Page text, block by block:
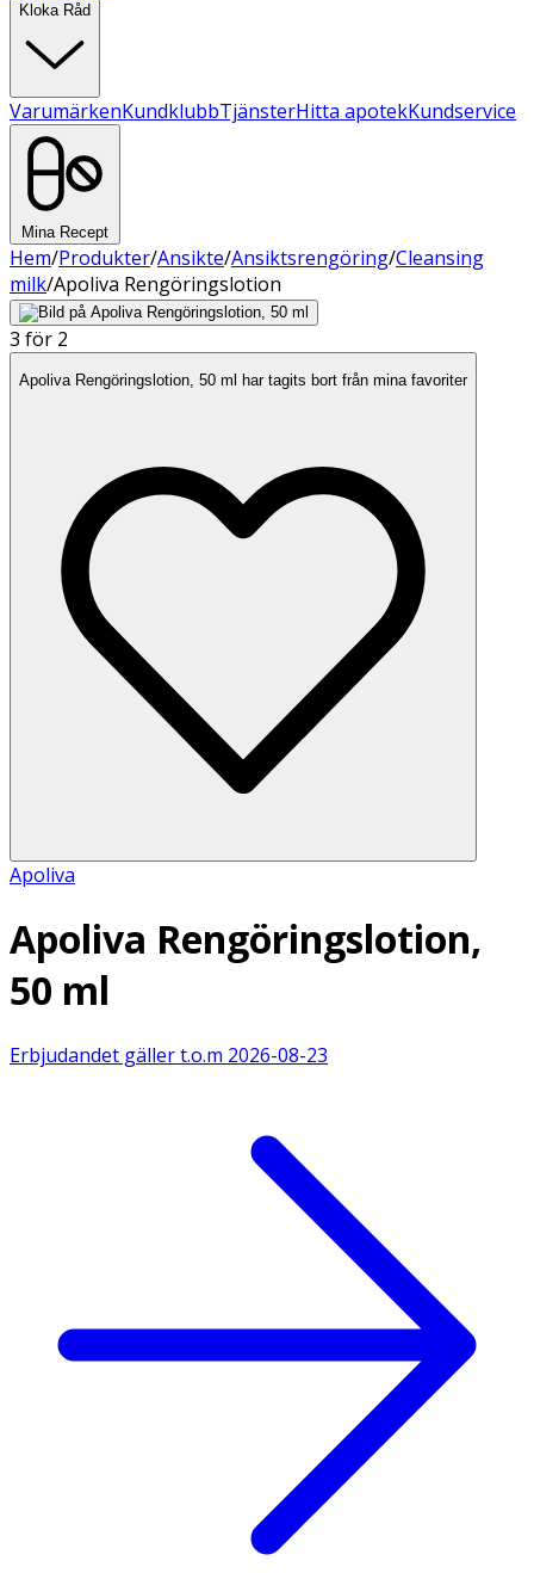
Kloka Råd
VarumärkenKundklubbTjänsterHitta apotekKundservice
Mina Recept
Hem/Produkter/Ansikte/Ansiktsrengöring/Cleansing
milk/Apoliva Rengöringslotion
3 för 2
Apoliva Rengöringslotion, 50 ml har tagits bort från mina favoriter
Apoliva
Apoliva Rengöringslotion,
50 ml
Erbjudandet gäller t.o.m 2026-08-23